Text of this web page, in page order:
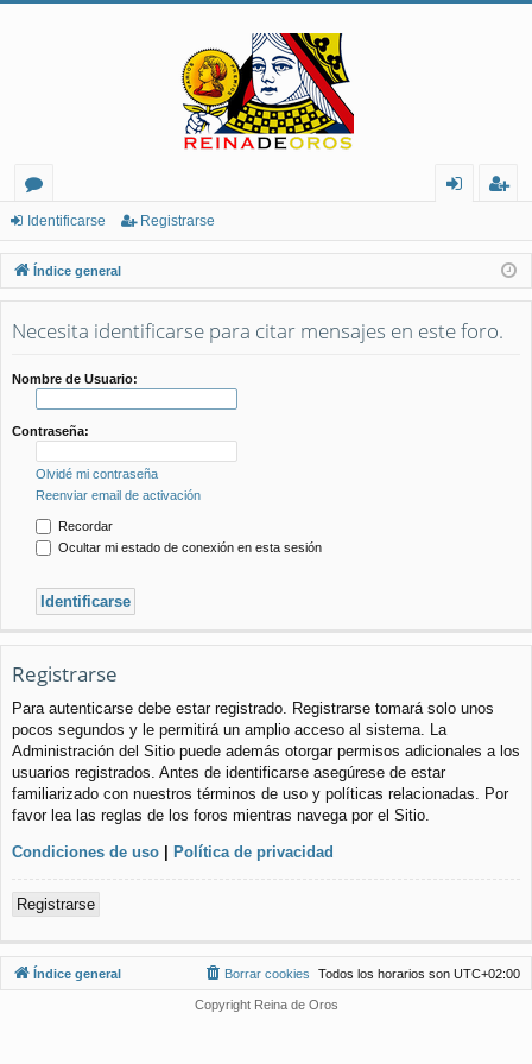
or
os
nt
ifi
ca
ist
ra
rs
Identificarse Registrarse
Índice general
Necesita identificarse para citar mensajes en este foro.
Nombre de Usuario:
Contraseña:
Olvidé mi contraseña
Reenviar email de activación
Recordar
Ocultar mi estado de conexión en esta sesión
Registrarse
Para autenticarse debe estar registrado. Registrarse tomará solo unos
pocos segundos y le permitirá un amplio acceso al sistema. La
Administración del Sitio puede además otorgar permisos adicionales a los
usuarios registrados. Antes de identificarse asegúrese de estar
familiarizado con nuestros términos de uso y políticas relacionadas. Por
favor lea las reglas de los foros mientras navega por el Sitio.
Condiciones de uso | Política de privacidad
Registrarse
Índice general Todos los horarios son UTC+02:00
Borrar cookies
Copyright Reina de Oros